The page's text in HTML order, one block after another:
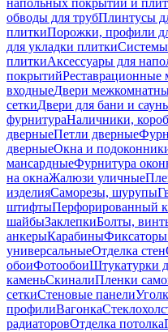
напольных покрытий и
обводы для трубПлинтусы
плиткиПорожки, профили
для укладки плитки
плиткиАксессуары для
покрытийРеставрационные
входныеДвери
сеткиДвери для бани и
фурнитураНаличники,
дверныеПетли дверные
дверныеОкна и
мансардныеФурнитура
на окнаЖалюзи уличные
изделияСаморезы, шурупы
штифтыПерфорированный
шайбыЗаклепкиБолты,
анкерыКарабины
универсальныеОтделка стен
обоиФотообоиШтукатурки
каменьСкиналиПленки
сеткиСтеновые панели
профилиВагонка
радиаторовОтделка потолка